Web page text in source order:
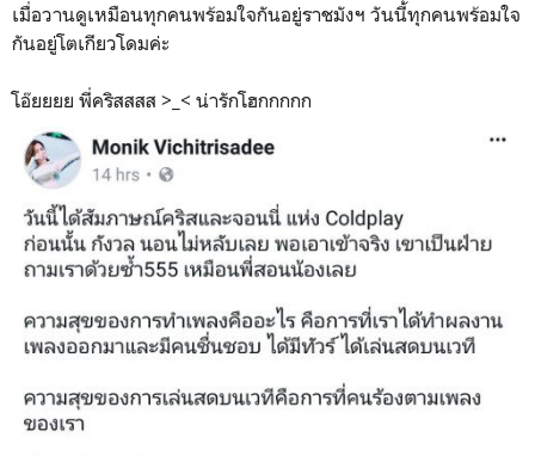
เมื่อวานดูเหมือนทุกคนพร้อมใจกันอยู่ราชมังฯ วันนี้ทุกคนพร้อมใจ
กันอยู่โตเกียวโดมค่ะ
โอ๊ยยยย พี่คริสสสส >_< น่ารักโฮกกกกก